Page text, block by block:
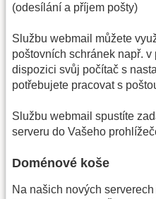
(odesílání a příjem pošty)
Službu webmail můžete
poštovních schránek např.
dispozici svůj počítač s
potřebujete pracovat s
Službu webmail spustíte
serveru do Vašeho
Doménové koše
Na našich nových serverech